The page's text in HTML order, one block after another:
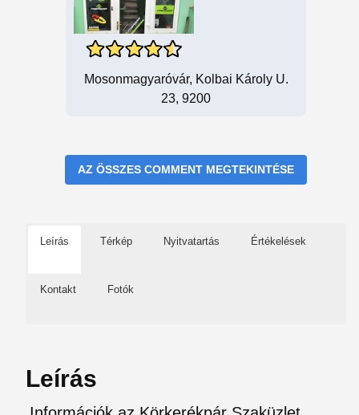
Mosonmagyaróvár, Kolbai Károly U.
23, 9200
AZ ÖSSZES COMMENT MEGTEKINTÉSE
Leírás Térkép Nyitvatartás Értékelések
Kontakt Fotók
Leírás